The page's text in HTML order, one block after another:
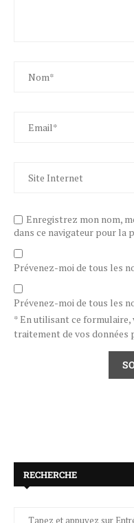
Enregistrez mon nom,
dans ce navigateur pour la
Prévenez-moi de tous les
Prévenez-moi de tous les
* En utilisant ce
traitement de vos données
RECHERCHE